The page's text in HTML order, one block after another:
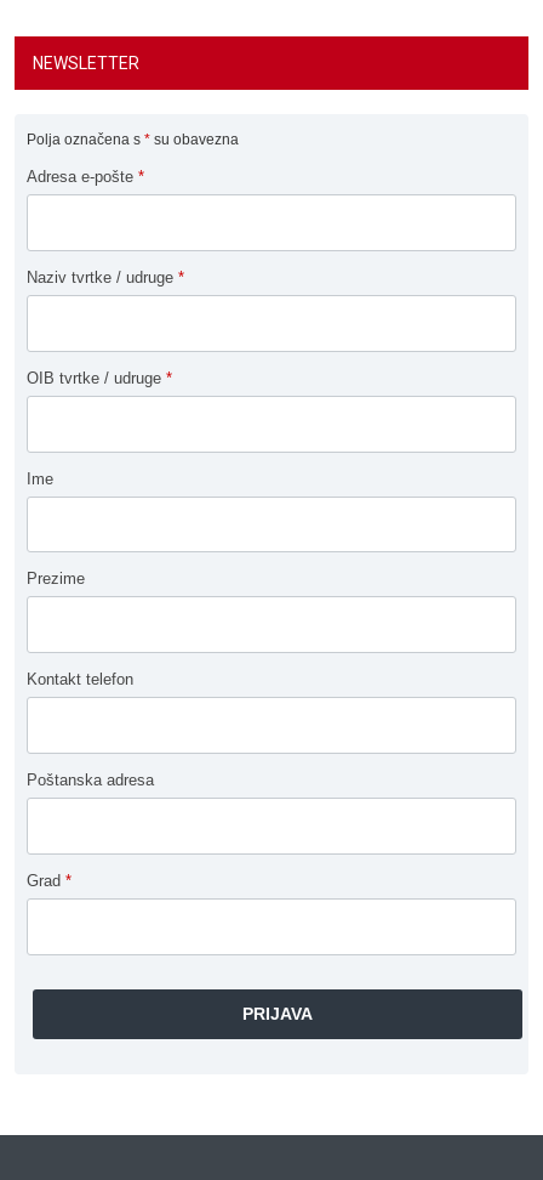
NEWSLETTER
Polja označena s * su obavezna
Adresa e-pošte *
Naziv tvrtke / udruge *
OIB tvrtke / udruge *
Ime
Prezime
Kontakt telefon
Poštanska adresa
Grad *